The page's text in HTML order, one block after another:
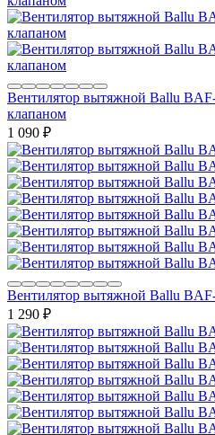
Вентилятор вытяжной Ballu
клапаном
1 090 ₽
Вентилятор вытяжной Ballu
1 290 ₽